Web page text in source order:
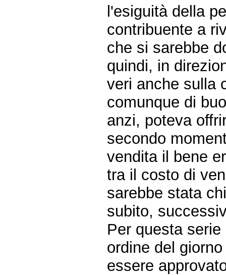
l'esiguità della
contribuente a
che si sarebbe
quindi, in
veri anche sulla
comunque di
anzi, poteva
secondo
vendita il bene
tra il costo di
sarebbe stata
subito,
Per questa
ordine del
essere